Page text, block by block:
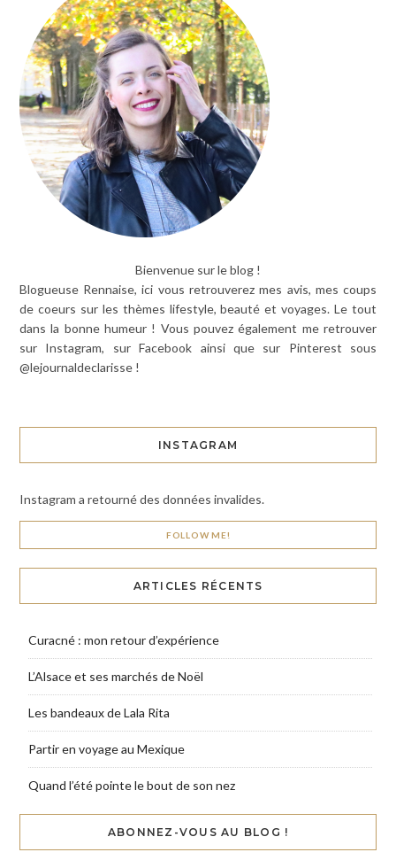
Bienvenue sur le blog !
Blogueuse Rennaise, ici vous retrouverez mes avis, mes coups
de coeurs sur les thèmes lifestyle, beauté et voyages. Le tout
dans la bonne humeur ! Vous pouvez également me retrouver
sur Instagram, sur Facebook ainsi que sur Pinterest sous
@lejournaldeclarisse !
INSTAGRAM
Instagram a retourné des données invalides.
FOLLOW ME!
ARTICLES RÉCENTS
Curacné : mon retour d’expérience
L’Alsace et ses marchés de Noël
Les bandeaux de Lala Rita
Partir en voyage au Mexique
Quand l’été pointe le bout de son nez
ABONNEZ-VOUS AU BLOG !